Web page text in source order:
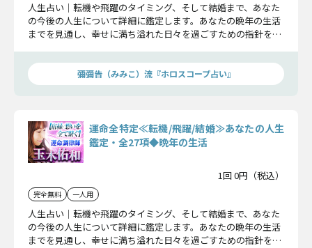
人生占い｜転機や飛躍のタイミング、そして結婚まで、あなた
の今後の人生について詳細に鑑定します。あなたの晩年の生活
までを見通し、幸せに満ち溢れた日々を過ごすための指針をお
彌彌告（みみこ）流『ホロスコープ占い』
運命全特定≪転機/飛躍/結婚≫あなたの人生
鑑定・全27項◆晩年の生活
1回 0円（税込）
完全無料 一人用
人生占い｜転機や飛躍のタイミング、そして結婚まで、あなた
の今後の人生について詳細に鑑定します。あなたの晩年の生活
までを見通し、幸せに満ち溢れた日々を過ごすための指針をお